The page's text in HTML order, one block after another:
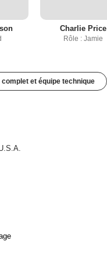
Charlie Price
Rôle : Jamie
et équipe technique